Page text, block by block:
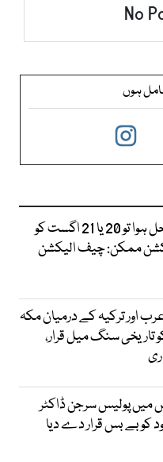
No
ہوں
دھرنے کا مسئلہ حل ہوا تو 20 یا 21 اگست کو
ممکن: چیف الیکشن
اور ترکیہ کے درمیان مکہ
سنگ میل قرار،
پولیس سرجن ڈاکٹر
کو بے بس قرار دے دیا